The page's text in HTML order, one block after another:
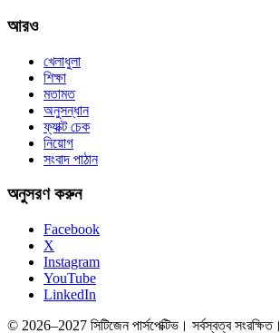
আরও
খেলাধুলা
শিক্ষা
মতামত
অনুসন্ধান
ফ্যাক্ট চেক
নিয়োগ
সংবাদ পাঠান
অনুসরণ করুন
Facebook
X
Instagram
YouTube
LinkedIn
© 2026–2027 সিটিজেন পার্সপেক্টিভ। সর্বস্বত্ব সংরক্ষিত।